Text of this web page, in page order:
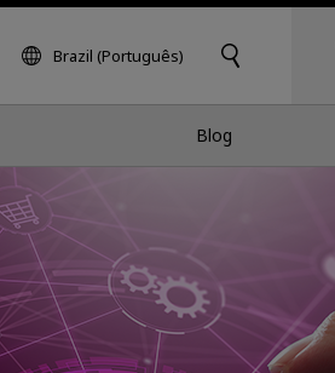
Brazil (Português)
Blog